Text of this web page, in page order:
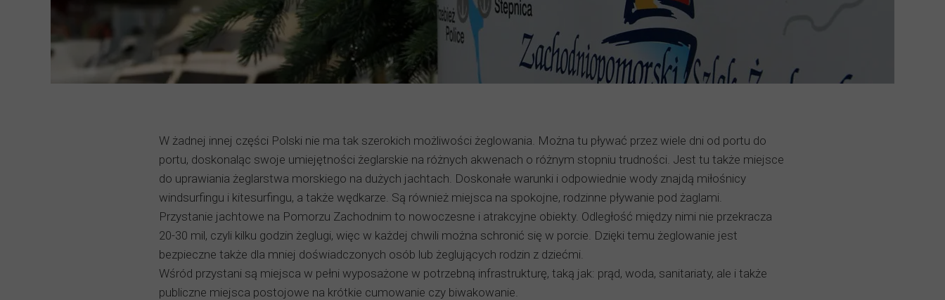
W żadnej innej części Polski nie ma tak szerokich możliwości żeglowania. Można tu pływać przez wiele dni od portu do
portu, doskonaląc swoje umiejętności żeglarskie na różnych akwenach o różnym stopniu trudności. Jest tu także miejsce
do uprawiania żeglarstwa morskiego na dużych jachtach. Doskonałe warunki i odpowiednie wody znajdą miłośnicy
windsurfingu i kitesurfingu, a także wędkarze. Są również miejsca na spokojne, rodzinne pływanie pod żaglami.
Przystanie jachtowe na Pomorzu Zachodnim to nowoczesne i atrakcyjne obiekty. Odległość między nimi nie przekracza
20-30 mil, czyli kilku godzin żeglugi, więc w każdej chwili można schronić się w porcie. Dzięki temu żeglowanie jest
bezpieczne także dla mniej doświadczonych osób lub żeglujących rodzin z dziećmi.
Wśród przystani są miejsca w pełni wyposażone w potrzebną infrastrukturę, taką jak: prąd, woda, sanitariaty, ale i także
publiczne miejsca postojowe na krótkie cumowanie czy biwakowanie.